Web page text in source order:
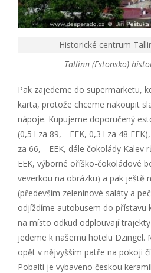
Historické centrum
Tallinn (Estonsko)
Pak zajedeme do supermarketu,
karta, protože chceme nakoupit
nápoje. Kupujeme doporučený
(0,5 l za 89,-- EEK, 0,3 l za 48
za 66,-- EEK, dále čokolády Kalev
EEK, výborné oříško-čokoládové
veverkou na obrázku) a pak ještě
(především zeleninové saláty a
odjíždíme autobusem do přístavu
na místo odkud odplouvají
jedeme k našemu hotelu Dzingel.
opět v nějvyšším patře na pokoji
Pobaltí je vybaveno českou